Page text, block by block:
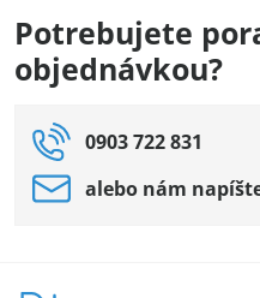
Potrebujete
objednávkou?
0903 722 831
alebo nám